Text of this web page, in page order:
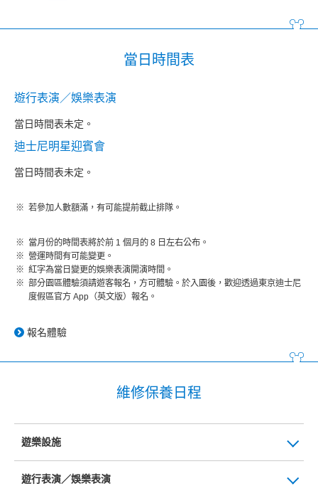
當日時間表
遊行表演／娛樂表演
當日時間表未定。
迪士尼明星迎賓會
當日時間表未定。
若參加人數額滿，有可能提前截止排隊。
當月份的時間表將於前 1 個月的 8 日左右公布。
營運時間有可能變更。
紅字為當日變更的娛樂表演開演時間。
部分園區體驗須請遊客報名，方可體驗。於入園後，歡迎透過東京迪士尼
度假區官方 App（英文版）報名。
報名體驗
維修保養日程
遊樂設施
遊行表演／娛樂表演